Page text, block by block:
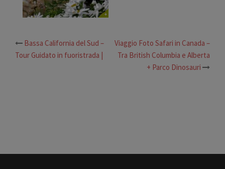
Navigazione
articolo
Bassa California del Sud –
Tour Guidato in fuoristrada |
Viaggio Foto Safari in Canada –
Tra British Columbia e Alberta
+ Parco Dinosauri